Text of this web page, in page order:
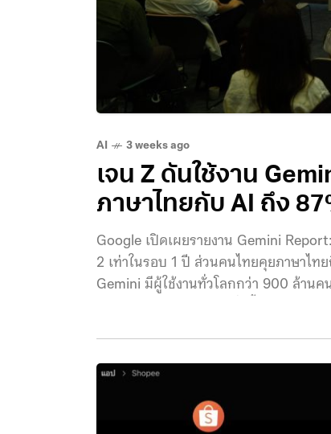
AI 3 weeks ago
เจน Z ดันใช้งาน
ภาษาไทยกับ AI ถึง
Google เปิดเผยรายงาน Gemini
2 เท่าในรอบ 1 ปี ส่วนคนไทยคุยภาษาไท
Gemini มีผู้ใช้งานทั่วโลกกว่า 900 ล้านค